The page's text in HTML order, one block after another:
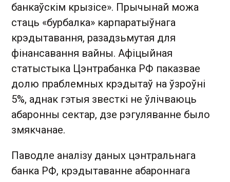
банкаўскім крызісе». Прычынай можа
стаць «бурбалка» карпаратыўнага
крэдытавання, разадзьмутая для
фінансавання вайны. Афіцыйная
статыстыка Цэнтрабанка РФ паказвае
долю праблемных крэдытаў на ўзроўні
5%, аднак гэтыя звесткі не ўлічваюць
абаронны сектар, дзе рэгуляванне было
змякчанае.
Паводле аналізу даных цэнтральнага
банка РФ, крэдытаванне абароннага